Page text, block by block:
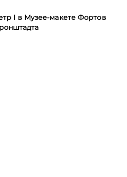
I в Музее-макете Фортов